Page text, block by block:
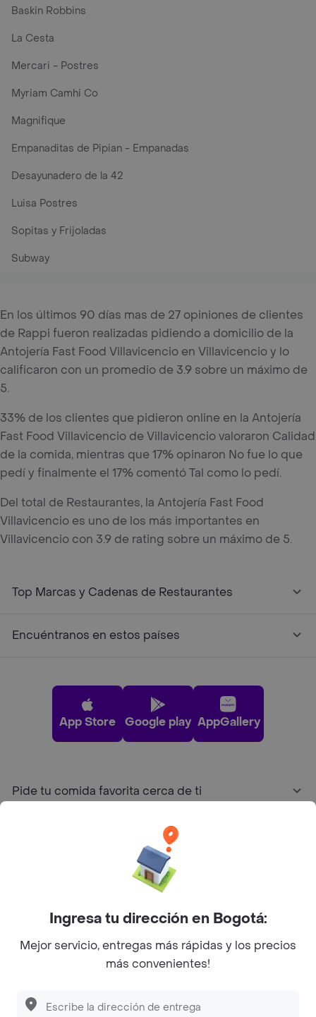
Baskin Robbins
La Cesta
Mercari - Postres
Myriam Camhi Co
Magnifique
Empanaditas de Pipian - Empanadas
Desayunadero de la 42
Luisa Postres
Sopitas y Frijoladas
Subway
En los últimos 90 días mas de 27 opiniones de clientes
de Rappi fueron realizadas pidiendo a domicilio de la
Antojería Fast Food Villavicencio en Villavicencio y lo
calificaron con un promedio de 3.9 sobre un máximo de
5.
33% de los clientes que pidieron online en la Antojería
Fast Food Villavicencio de Villavicencio valoraron Calidad
de la comida, mientras que 17% opinaron No fue lo que
pedí y finalmente el 17% comentó Tal como lo pedí.
Del total de Restaurantes, la Antojería Fast Food
Villavicencio es uno de los más importantes en
Villavicencio con 3.9 de rating sobre un máximo de 5.
Top Marcas y Cadenas de Restaurantes
Encuéntranos en estos países
App Store Google play AppGallery
Pide tu comida favorita cerca de ti
Sobre Rappi
Facebook
Twitter
Instagram
Ingresa tu dirección en Bogotá:
Mejor servicio, entregas más rápidas y los precios
más convenientes!